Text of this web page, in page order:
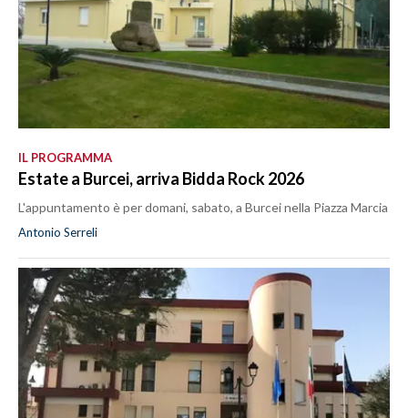
IL PROGRAMMA
Estate a Burcei, arriva Bidda Rock 2026
L'appuntamento è per domani, sabato, a Burcei nella Piazza Marcia
Antonio Serreli